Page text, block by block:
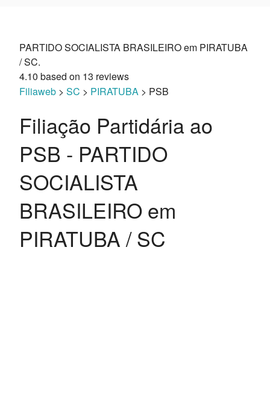
PARTIDO SOCIALISTA BRASILEIRO em PIRATUBA
/ SC.
4.10 based on 13 reviews
Filiaweb > SC > PIRATUBA > PSB
Filiação Partidária ao
PSB - PARTIDO
SOCIALISTA
BRASILEIRO em
PIRATUBA / SC